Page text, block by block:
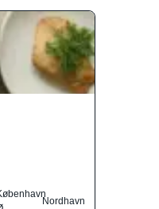
Nordhavn